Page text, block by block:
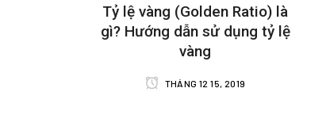
Tỷ lệ vàng (Golden Ratio) là
gì? Hướng dẫn sử dụng tỷ lệ
vàng
THÁNG 12 15, 2019